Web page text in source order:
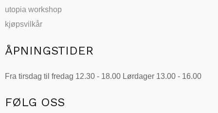
utopia workshop
kjøpsvilkår
ÅPNINGSTIDER
Fra tirsdag til fredag 12.30 - 18.00 Lørdager 13.00 - 16.00
FØLG OSS